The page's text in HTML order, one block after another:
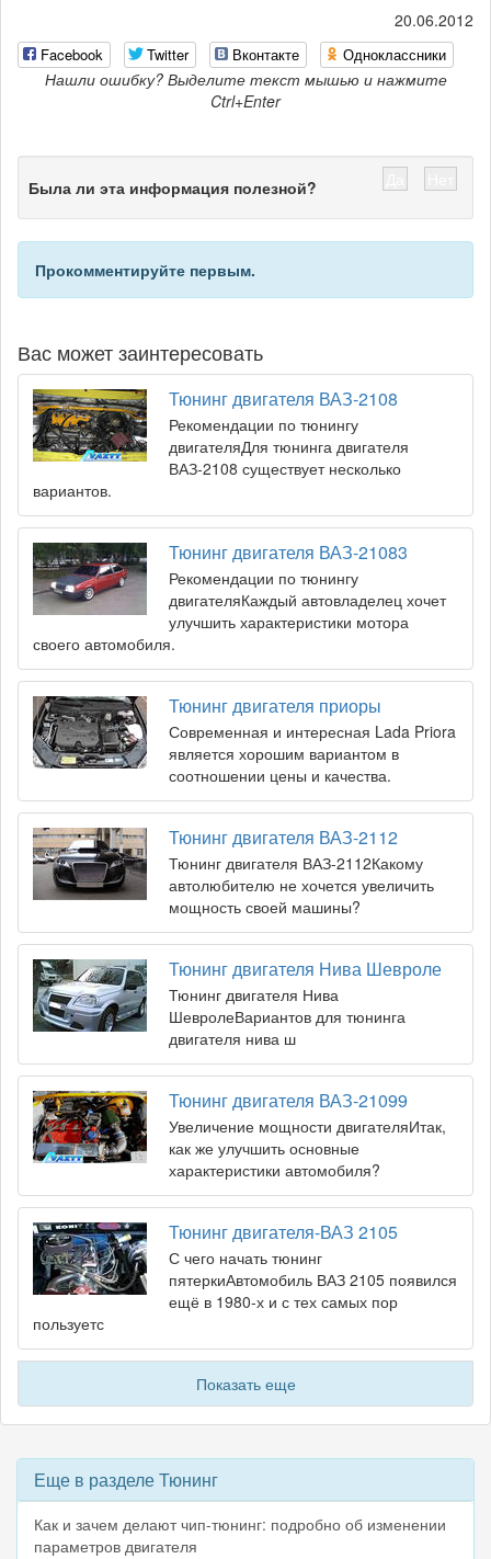
20.06.2012
Facebook Twitter Вконтакте Одноклассники
Нашли ошибку? Выделите текст мышью и нажмите
Ctrl+Enter
Была ли эта информация полезной?
Прокомментируйте первым.
Вас может заинтересовать
Тюнинг двигателя ВАЗ-2108
Рекомендации по тюнингу
двигателяДля тюнинга двигателя
ВАЗ-2108 существует несколько
вариантов.
Тюнинг двигателя ВАЗ-21083
Рекомендации по тюнингу
двигателяКаждый автовладелец хочет
улучшить характеристики мотора
своего автомобиля.
Тюнинг двигателя приоры
Современная и интересная Lada Priora
является хорошим вариантом в
соотношении цены и качества.
Тюнинг двигателя ВАЗ-2112
Тюнинг двигателя ВАЗ-2112Какому
автолюбителю не хочется увеличить
мощность своей машины?
Тюнинг двигателя Нива Шевроле
Тюнинг двигателя Нива
ШевролеВариантов для тюнинга
двигателя нива ш
Тюнинг двигателя ВАЗ-21099
Увеличение мощности двигателяИтак,
как же улучшить основные
характеристики автомобиля?
Тюнинг двигателя-ВАЗ 2105
С чего начать тюнинг
пятеркиАвтомобиль ВАЗ 2105 появился
ещё в 1980-х и с тех самых пор
пользуетс
Показать еще
Еще в разделе Тюнинг
Как и зачем делают чип-тюнинг: подробно об изменении
параметров двигателя